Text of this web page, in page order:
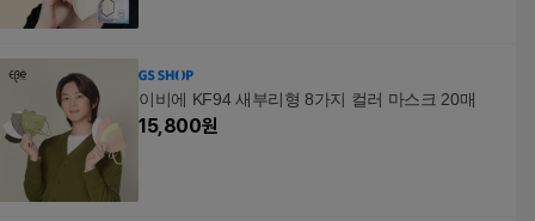
이비에 KF94 새부리형 8가지 컬러 마스크 20매
15,800원